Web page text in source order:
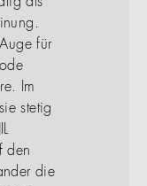
als
für
Im
stetig
den
die